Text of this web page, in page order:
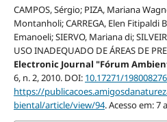
CAMPOS, Sérgio; PIZA, Mariana
Montanholi; CARREGA, Elen Fitipaldi
Emanoeli; SIERVO, Mariana di;
USO INADEQUADO DE ÁREAS DE
Electronic Journal "Fórum
6, n. 2, 2010. DOI: 10.17271/
https://
biental/article/view/94. Acesso em: 7